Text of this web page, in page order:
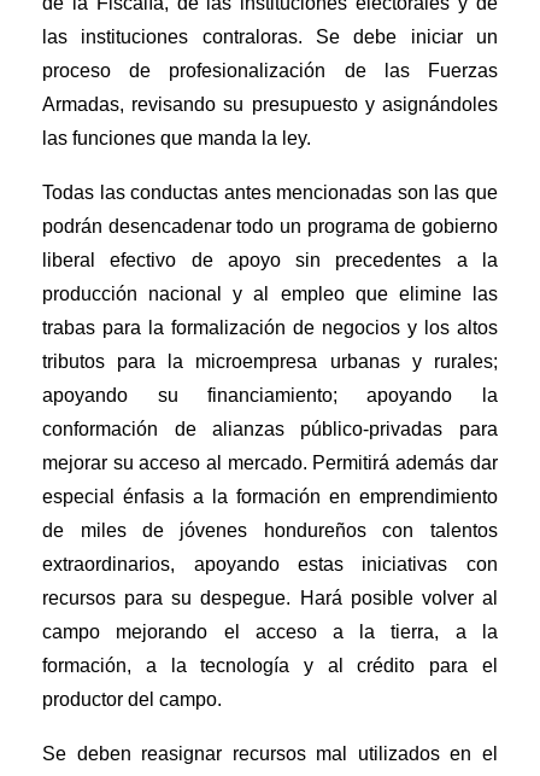
las instituciones contraloras. Se debe iniciar un
proceso de profesionalización de las Fuerzas
Armadas, revisando su presupuesto y asignándoles
las funciones que manda la ley.
Todas las conductas antes mencionadas son las que
podrán desencadenar todo un programa de gobierno
liberal efectivo de apoyo sin precedentes a la
producción nacional y al empleo que elimine las
trabas para la formalización de negocios y los altos
tributos para la microempresa urbanas y rurales;
apoyando su financiamiento; apoyando la
conformación de alianzas público-privadas para
mejorar su acceso al mercado. Permitirá además dar
especial énfasis a la formación en emprendimiento
de miles de jóvenes hondureños con talentos
extraordinarios, apoyando estas iniciativas con
recursos para su despegue. Hará posible volver al
campo mejorando el acceso a la tierra, a la
formación, a la tecnología y al crédito para el
productor del campo.
Se deben reasignar recursos mal utilizados en el